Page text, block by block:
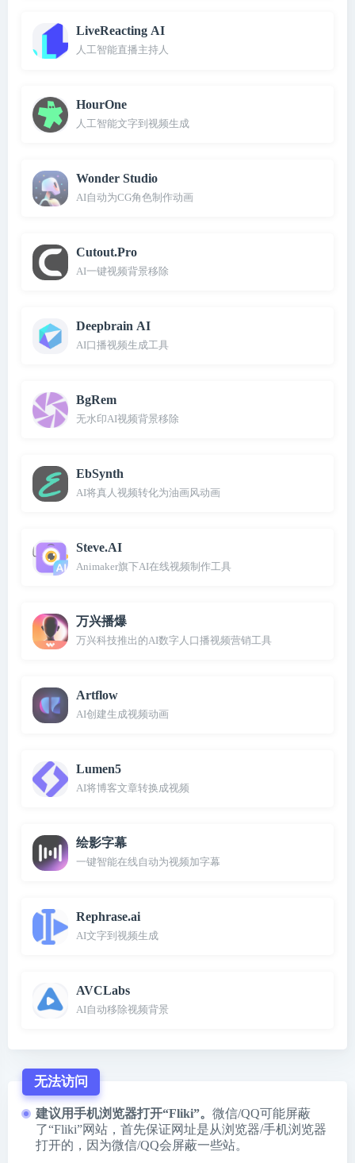
LiveReacting AI
人工智能直播主持人
HourOne
人工智能文字到视频生成
Wonder Studio
AI自动为CG角色制作动画
Cutout.Pro
AI一键视频背景移除
Deepbrain AI
AI口播视频生成工具
BgRem
无水印AI视频背景移除
EbSynth
AI将真人视频转化为油画风动画
Steve.AI
Animaker旗下AI在线视频制作工具
万兴播爆
万兴科技推出的AI数字人口播视频营销工具
Artflow
AI创建生成视频动画
Lumen5
AI将博客文章转换成视频
绘影字幕
一键智能在线自动为视频加字幕
Rephrase.ai
AI文字到视频生成
AVCLabs
AI自动移除视频背景
无法访问
建议用手机浏览器打开“Fliki”。 微信/QQ可能屏蔽
了“Fliki”网站，首先保证网址是从浏览器/手机浏览器
打开的，因为微信/QQ会屏蔽一些站。